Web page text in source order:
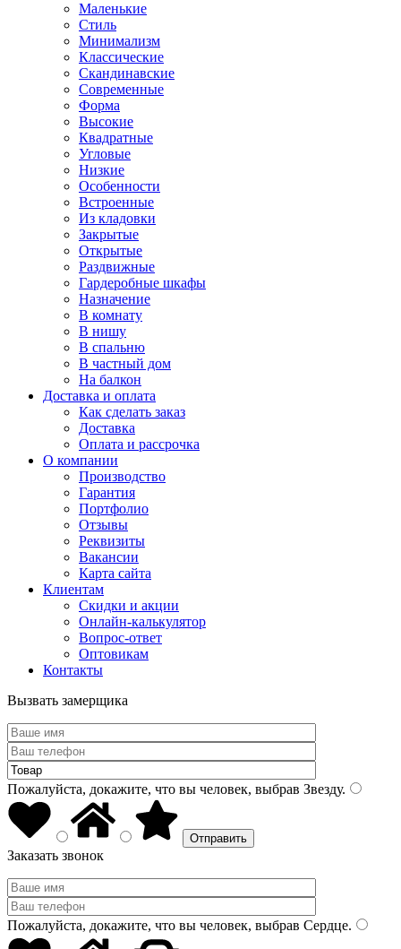
Маленькие
Стиль
Минимализм
Классические
Скандинавские
Современные
Форма
Высокие
Квадратные
Угловые
Низкие
Особенности
Встроенные
Из кладовки
Закрытые
Открытые
Раздвижные
Гардеробные шкафы
Назначение
В комнату
В нишу
В спальню
В частный дом
На балкон
Доставка и оплата
Как сделать заказ
Доставка
Оплата и рассрочка
О компании
Производство
Гарантия
Портфолио
Отзывы
Реквизиты
Вакансии
Карта сайта
Клиентам
Скидки и акции
Онлайн-калькулятор
Вопрос-ответ
Оптовикам
Контакты
Вызвать замерщика
Пожалуйста, докажите, что вы человек, выбрав Звезду.
Заказать звонок
Пожалуйста, докажите, что вы человек, выбрав Сердце.